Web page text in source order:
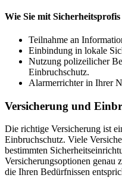
Wie Sie mit
Teilnahme an
Einbindung in lokale
Nutzung polizeilicher
Einbruchschutz.
Alarmerrichter in Ihrer
Versicherung und
Die richtige Versicherung ist
Einbruchschutz. Viele
bestimmten
Versicherungsoptionen genau
die Ihren Bedürfnissen